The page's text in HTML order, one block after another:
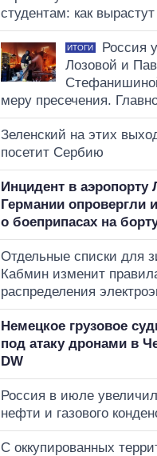
студентам: как
ИТОГИ
Россия
Лозовой и
меру пресечения.
Зеленский на этих
посетит Сербию
Инцидент в аэропорту
Германии опровергли
о боеприпасах на
Отдельные списки для
Кабмин изменит
распределения
Немецкое грузовое
под атаку дронами в
DW
Россия в июле
нефти и газового
С оккупированных